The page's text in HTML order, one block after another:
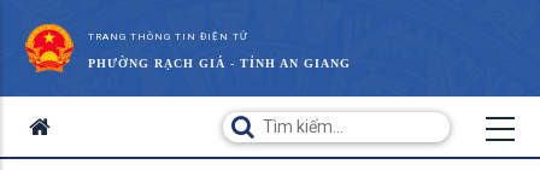
TRANG THÔNG TIN ĐIỆN TỬ
PHƯỜNG RẠCH GIÁ - TỈNH AN GIANG